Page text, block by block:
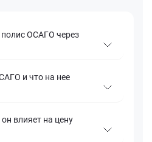
ОСАГО через
и что на нее
влияет на цену